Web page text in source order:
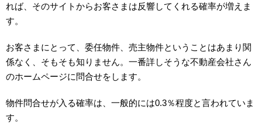
れば、そのサイトからお客さまは反響してくれる確率が増えま
す。
お客さまにとって、委任物件、売主物件ということはあまり関
係なく、そもそも知りません。一番詳しそうな不動産会社さん
のホームページに問合せをします。
物件問合せが入る確率は、一般的には0.3％程度と言われていま
す。